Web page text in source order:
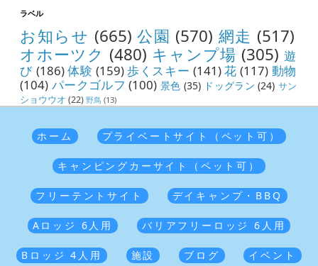
ラベル
お知らせ (665) 公園 (570) 網走 (517)
オホーツク (480) キャンプ場 (305) 遊
び (186)体験 (159)歩くスキー (141)花 (117) 動物
(104) パークゴルフ (100) 景色 (35) ドッグラン (24) サン
ショウウオ (22) 野鳥 (13)
ホーム プライベートサイト（ペット可）
キャンピングカーサイト（ペット可）
フリーテントサイト デイキャンプ・BBQ
Aロッジ 6人用 バリアフリーロッジ 6人用
Bロッジ 4人用 施設 ブログ イベント